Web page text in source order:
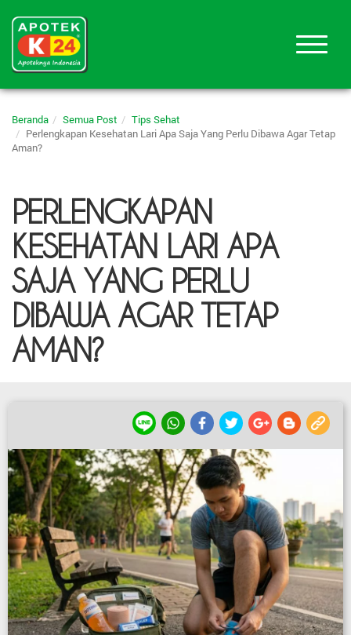
Beranda Semua Post
Tips Sehat
Perlengkapan Kesehatan Lari Apa Saja Yang Perlu Dibawa Agar Tetap
Aman?
PERLENGKAPAN
KESEHATAN LARI APA
SAJA YANG PERLU
DIBAWA AGAR TETAP
AMAN?